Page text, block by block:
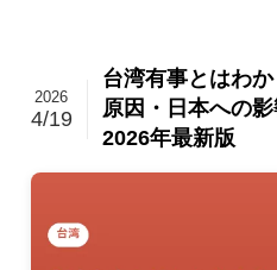
台湾有事とはわ
原因・日本への
2026年最新版
2026
4/19